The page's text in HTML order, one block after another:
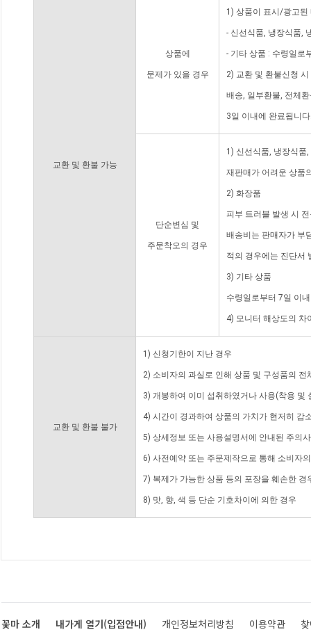
교환 및 환불 가능
상품에
문제가 있을 경우
1) 상품이 표시/광고된
- 신선식품, 냉장식품,
- 기타 상품 : 수령일로
2) 교환 및 환불신청
배송, 일부환불, 전체
3일 이내에 완료됩니
단순변심 및
주문착오의 경우
1) 신선식품, 냉장식품
재판매가 어려운 상품
2) 화장품
피부 트러블 발생 시
배송비는 판매자가 부
적의 경우에는 진단서
3) 기타 상품
수령일로부터 7일 이
4) 모니터 해상도의 차
교환 및 환불 불가
1) 신청기한이 지난 경우
2) 소비자의 과실로 인해 상품 및 구성품의
3) 개봉하여 이미 섭취하였거나 사용(착용 및
4) 시간이 경과하여 상품의 가치가 현저히 감
5) 상세정보 또는 사용설명서에 안내된 주의
6) 사전예약 또는 주문제작으로 통해 소비자
7) 복제가 가능한 상품 등의 포장을 훼손한 경
8) 맛, 향, 색 등 단순 기호차이에 의한 경우
꽃마 소개 내가게 열기(입점안내) 개인정보처리방침 이용약관